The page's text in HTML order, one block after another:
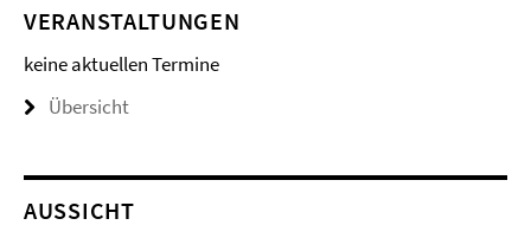
VERANSTALTUNGEN
keine aktuellen Termine
Übersicht
AUSSICHT